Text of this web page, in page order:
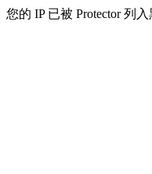
您的 IP 已被 Protector 列